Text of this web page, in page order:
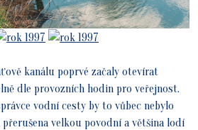
kanálu poprvé začaly otevírat
dle provozních hodin pro veřejnost.
vodní cesty by to vůbec nebylo
přerušena velkou povodní a většina lodí